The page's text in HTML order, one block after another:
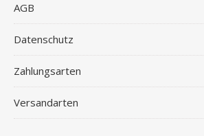
AGB
Datenschutz
Zahlungsarten
Versandarten